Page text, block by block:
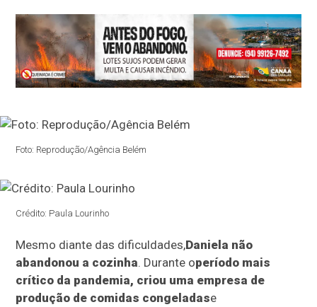
Foto: Reprodução/Agência Belém
Crédito: Paula Lourinho
Mesmo diante das dificuldades,Daniela não
abandonou a cozinha. Durante operíodo mais
crítico da pandemia, criou uma empresa de
produção de comidas congeladase